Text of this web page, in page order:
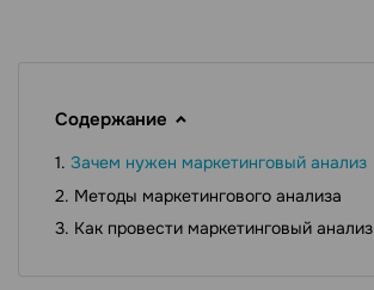
Содержание
Зачем нужен маркетинговый анализ
Методы маркетингового анализа
Как провести маркетинговый анализ